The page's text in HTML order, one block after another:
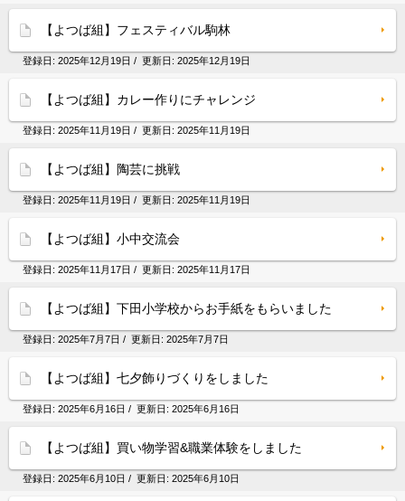
【よつば組】フェスティバル駒林
登録日: 2025年12月19日 / 更新日: 2025年12月19日
【よつば組】カレー作りにチャレンジ
登録日: 2025年11月19日 / 更新日: 2025年11月19日
【よつば組】陶芸に挑戦
登録日: 2025年11月19日 / 更新日: 2025年11月19日
【よつば組】小中交流会
登録日: 2025年11月17日 / 更新日: 2025年11月17日
【よつば組】下田小学校からお手紙をもらいました
登録日: 2025年7月7日 / 更新日: 2025年7月7日
【よつば組】七夕飾りづくりをしました
登録日: 2025年6月16日 / 更新日: 2025年6月16日
【よつば組】買い物学習&職業体験をしました
登録日: 2025年6月10日 / 更新日: 2025年6月10日